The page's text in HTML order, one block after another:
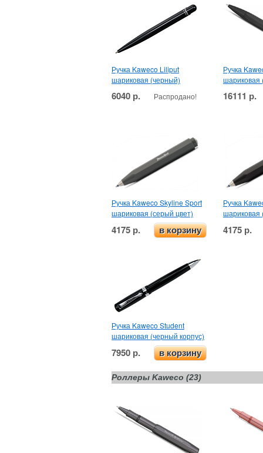
Ручка Kaweco Liliput
шариковая (черный)
6040 р. Распродано!
Ручка
шариковая
16111 р.
Ручка Kaweco Skyline Sport
шариковая (серый цвет)
4175 р. в корзину
Ручка
шариковая
4175 р.
Ручка Kaweco Student
шариковая (черный корпус)
7950 р. в корзину
Роллеры Kaweco (23)